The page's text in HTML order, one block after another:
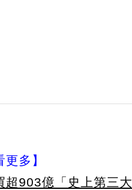
更多】
超903億「史上第三